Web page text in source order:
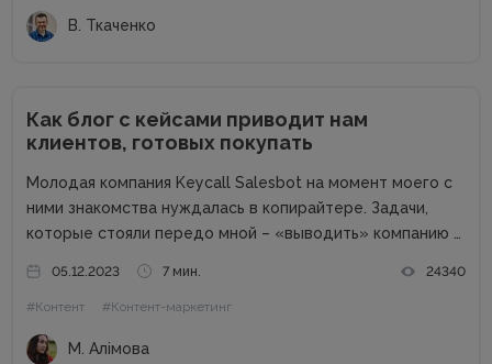
имеет огромный опыт...
В. Ткаченко
Как блог с кейсами приводит нам
клиентов, готовых покупать
Молодая компания Keycall Salesbot на момент моего с
ними знакомства нуждалась в копирайтере. Задачи,
которые стояли передо мной – «выводить» компанию в
несколько размытая, но все же ясная – мне
предлагалась позиция...
05.12.2023 7 мин. 24340
#Контент #Контент-маркетинг
М. Алімова